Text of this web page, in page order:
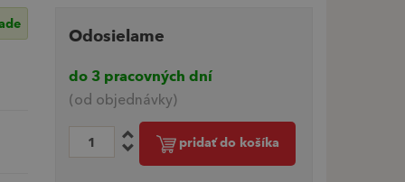
Odosielame
do 3 pracovných dní
(od objednávky)
pridať do košíka